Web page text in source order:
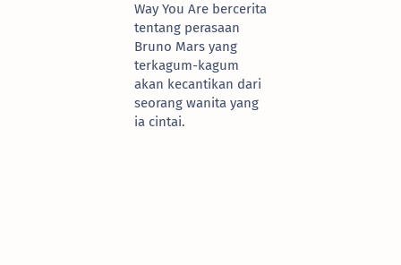
Way You Are bercerita
tentang perasaan
Bruno Mars yang
terkagum-kagum
akan kecantikan dari
seorang wanita yang
ia cintai.